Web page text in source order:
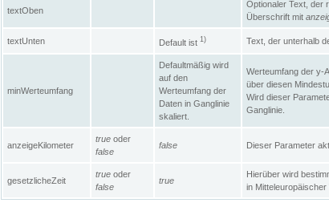
textOben
Optionaler Text, der
Überschrift mit
textUnten Default ist 1) Text, der unterhalb
minWerteumfang
Defaultmäßig wird
auf den
Werteumfang der
Daten in Ganglinie
skaliert.
Werteumfang der y-
über diesen
Wird dieser
Ganglinie.
anzeigeKilometer
true oder
false
false Dieser Parameter
gesetzlicheZeit
true oder
false
true
Hierüber wird
in